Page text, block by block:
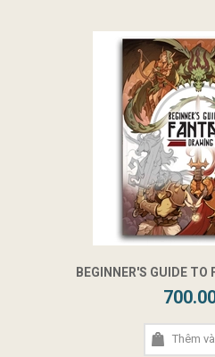
BEGINNER'S GUIDE TO
Thêm